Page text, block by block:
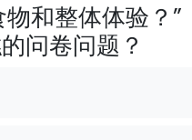
和整体体验？”
问卷问题？